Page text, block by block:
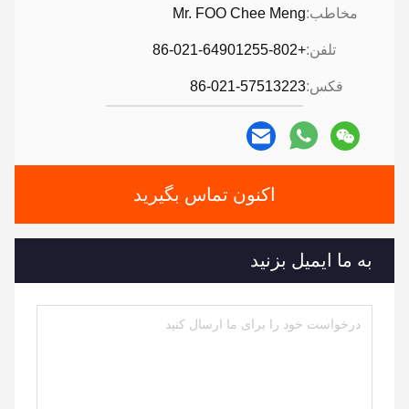
مخاطب:Mr. FOO Chee Meng
تلفن:+86-021-64901255-802
فکس:86-021-57513223
اکنون تماس بگیرید
به ما ایمیل بزنید